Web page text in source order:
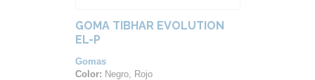
GOMA TIBHAR EVOLUTION
EL-P
Gomas
Color: Negro, Rojo